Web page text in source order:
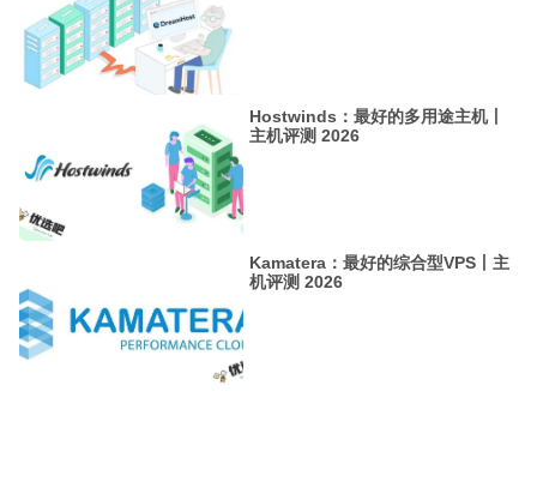
Hostwinds：最好的多用途主机丨
主机评测 2026
Kamatera：最好的综合型VPS丨主
机评测 2026